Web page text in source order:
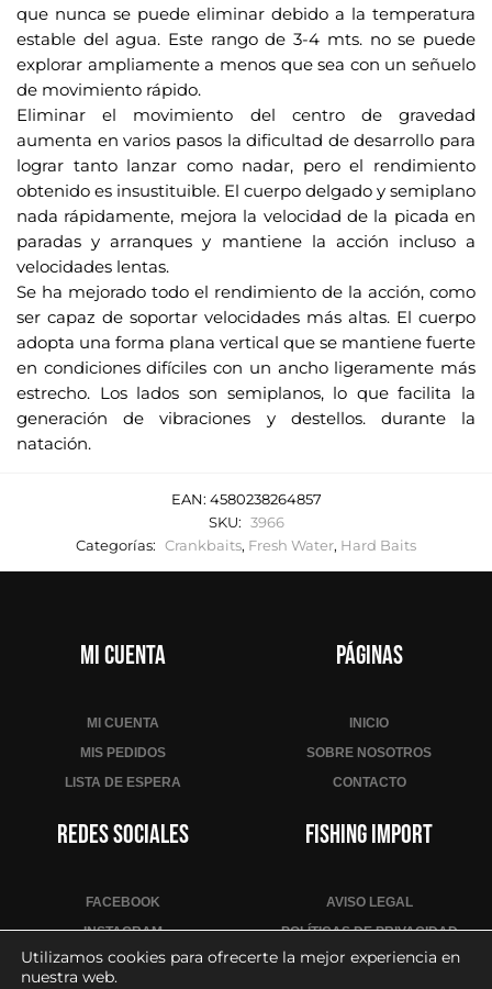
que nunca se puede eliminar debido a la temperatura
estable del agua. Este rango de 3-4 mts. no se puede
explorar ampliamente a menos que sea con un señuelo
de movimiento rápido.
Eliminar el movimiento del centro de gravedad
aumenta en varios pasos la dificultad de desarrollo para
lograr tanto lanzar como nadar, pero el rendimiento
obtenido es insustituible. El cuerpo delgado y semiplano
nada rápidamente, mejora la velocidad de la picada en
paradas y arranques y mantiene la acción incluso a
velocidades lentas.
Se ha mejorado todo el rendimiento de la acción, como
ser capaz de soportar velocidades más altas. El cuerpo
adopta una forma plana vertical que se mantiene fuerte
en condiciones difíciles con un ancho ligeramente más
estrecho. Los lados son semiplanos, lo que facilita la
generación de vibraciones y destellos. durante la
natación.
EAN: 4580238264857
SKU: 3966
Categorías: Crankbaits, Fresh Water, Hard Baits
Mi cuenta
MI CUENTA
MIS PEDIDOS
LISTA DE ESPERA
Páginas
INICIO
SOBRE NOSOTROS
CONTACTO
Redes sociales
FACEBOOK
INSTAGRAM
YOUTUBE
Fishing Import
AVISO LEGAL
POLÍTICAS DE PRIVACIDAD
POLÍTICA DE COOKIES
Utilizamos cookies para ofrecerte la mejor experiencia en
nuestra web.